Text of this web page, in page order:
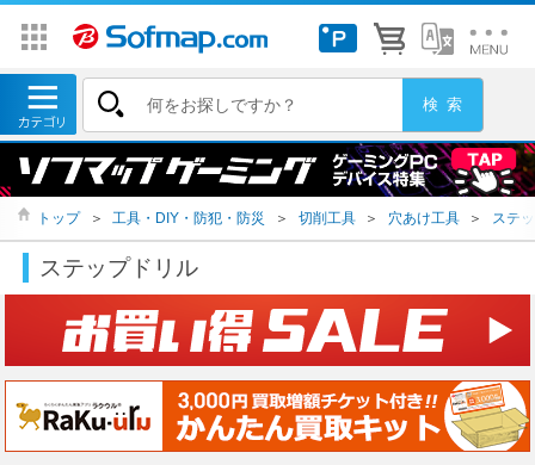
トップ ＞ 工具・DIY・防犯・防災 ＞ 切削工具 ＞ 穴あけ工具 ＞ ステ
ステップドリル